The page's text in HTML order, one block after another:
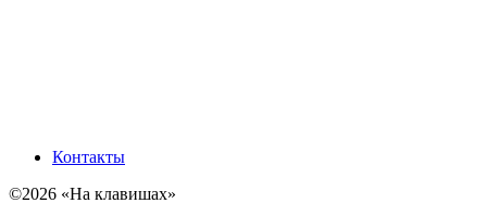
Контакты
©2026 «На клавишах»